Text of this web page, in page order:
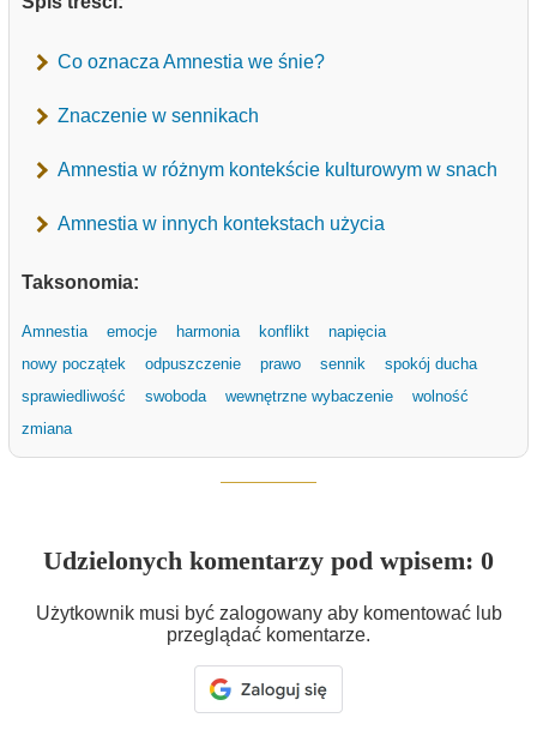
Co oznacza Amnestia we śnie?
Znaczenie w sennikach
Amnestia w różnym kontekście kulturowym w snach
Amnestia w innych kontekstach użycia
Taksonomia:
Amnestia emocje harmonia konflikt
napięcia
nowy początek
odpuszczenie prawo sennik
spokój ducha
sprawiedliwość
swoboda wewnętrzne wybaczenie
wolność
zmiana
Udzielonych komentarzy pod wpisem: 0
Użytkownik musi być zalogowany aby komentować lub
przeglądać komentarze.